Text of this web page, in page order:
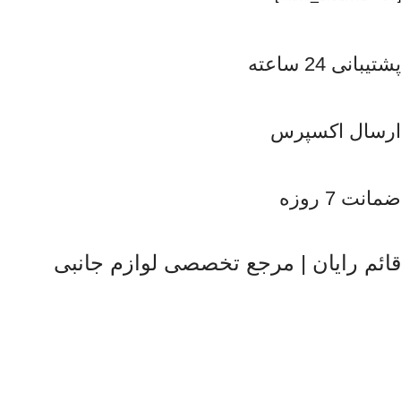
پشتیبانی 24 ساعته
ارسال اکسپرس
ضمانت 7 روزه
قائم رایان | مرجع تخصصی لوازم جانبی